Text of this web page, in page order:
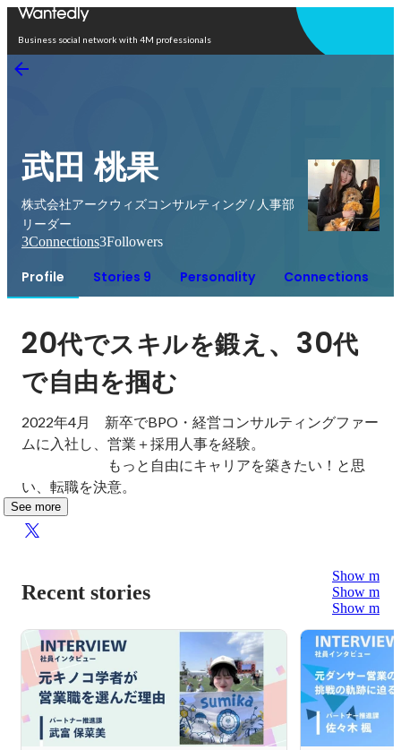
Business social network with 4M professionals
武田 桃果
株式会社アークウィズコンサルティング / 人事部
リーダー
3Connections3Followers
Profile Stories 9 Personality Connections
20代でスキルを鍛え、30代
で自由を掴む
2022年4月　新卒でBPO・経営コンサルティングファー
ムに入社し、営業＋採用人事を経験。
もっと自由にキャリアを築きたい！と思
い、転職を決意。
See more
Recent stories
Show more
Show more
Show more